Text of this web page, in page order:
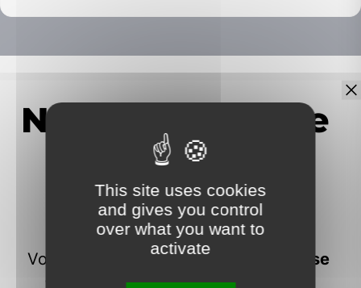
IMMOFRONTIERE
17C chemin des huches -
74100 Vétraz-Monthoux
This site uses cookies
and gives you control
over what you want to
activate